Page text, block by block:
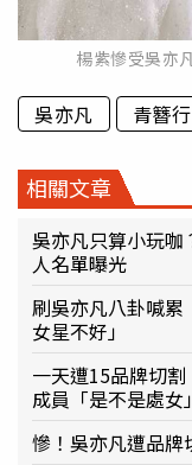
楊紫慘受吳亦
吳亦凡 青簪行
相關文章
吳亦凡只算小玩
人名單曝光
刷吳亦凡八卦喊
女星不好」
一天遭15品牌切
成員「是不是處女」
慘！吳亦凡遭品